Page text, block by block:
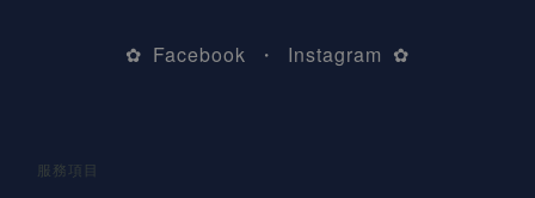
✿ Facebook ・ Instagram ✿
服務項目